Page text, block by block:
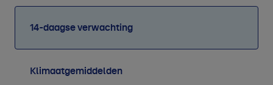
14-daagse verwachting
Klimaatgemiddelden